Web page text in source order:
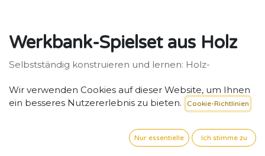
Werkbank-Spielset aus Holz
Selbstständig konstruieren und lernen: Holz-
109,16€ exkl. MwSt. zzgl. Versand
Wir verwenden Cookies auf dieser Website, um Ihnen
ein besseres Nutzererlebnis zu bieten.
Cookie-Richtlinien
Nur essentielle Ich stimme zu